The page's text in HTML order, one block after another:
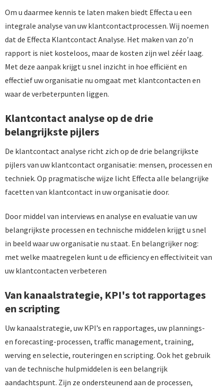
Om u daarmee kennis te laten maken biedt Effecta u een
integrale analyse van uw klantcontactprocessen. Wij noemen
dat de Effecta Klantcontact Analyse. Het maken van zo’n
rapport is niet kosteloos, maar de kosten zijn wel zéér laag.
Met deze aanpak krijgt u snel inzicht in hoe efficiënt en
effectief uw organisatie nu omgaat met klantcontacten en
waar de verbeterpunten liggen.
Klantcontact analyse op de drie
belangrijkste pijlers
De klantcontact analyse richt zich op de drie belangrijkste
pijlers van uw klantcontact organisatie: mensen, processen en
techniek. Op pragmatische wijze licht Effecta alle belangrijke
facetten van klantcontact in uw organisatie door.
Door middel van interviews en analyse en evaluatie van uw
belangrijkste processen en technische middelen krijgt u snel
in beeld waar uw organisatie nu staat. En belangrijker nog:
met welke maatregelen kunt u de efficiency en effectiviteit van
uw klantcontacten verbeteren
Van kanaalstrategie, KPI's tot rapportages
en scripting
Uw kanaalstrategie, uw KPI’s en rapportages, uw plannings-
en forecasting-processen, traffic management, training,
werving en selectie, routeringen en scripting. Ook het gebruik
van de technische hulpmiddelen is een belangrijk
aandachtspunt. Zijn ze ondersteunend aan de processen,